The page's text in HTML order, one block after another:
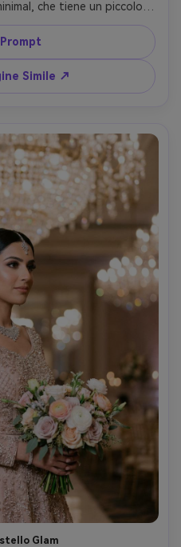
che tiene un piccolo
vicino a una finestra
pulito e arioso, sorriso
R5, 50mm f/1.2, luce
morbidi, composizione a
editoriale di nozze di
Simile ↗
Glam